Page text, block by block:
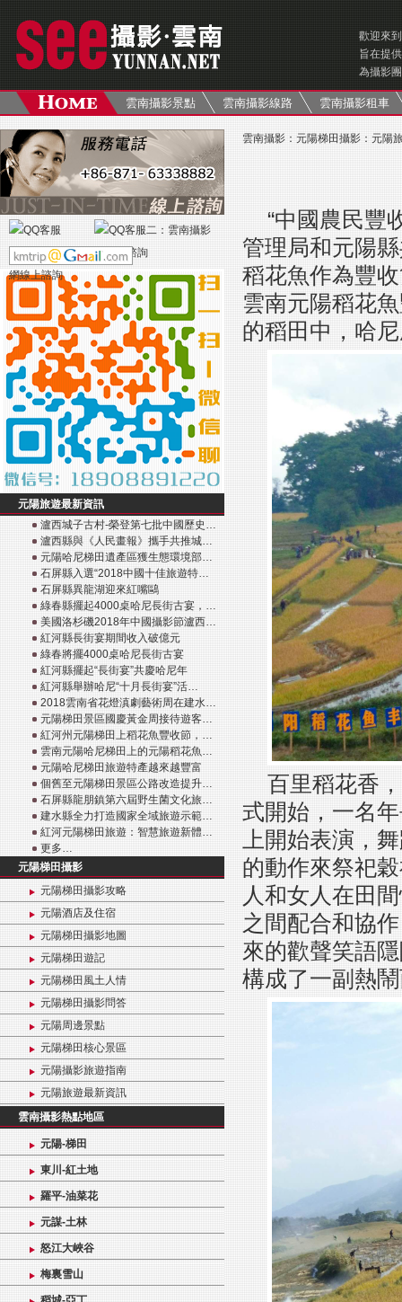
歡迎來
旨在提供
為攝影
雲南攝影景點 雲南攝影線路 雲南攝影租車
元陽旅遊最新資訊
瀘西城子古村-榮登第七批中國歷史…
瀘西縣與《人民畫報》攜手共推城…
元陽哈尼梯田遺產區獲生態環境部…
石屏縣入選“2018中國十佳旅遊特…
石屏縣異龍湖迎來紅嘴鷗
綠春縣擺起4000桌哈尼長街古宴，…
美國洛杉磯2018年中國攝影節瀘西…
紅河縣長街宴期間收入破億元
綠春將擺4000桌哈尼長街古宴
紅河縣擺起“長街宴”共慶哈尼年
紅河縣舉辦哈尼“十月長街宴”活…
2018雲南省花燈滇劇藝術周在建水…
元陽梯田景區國慶黃金周接待遊客…
紅河州元陽梯田上稻花魚豐收節，…
雲南元陽哈尼梯田上的元陽稻花魚…
元陽哈尼梯田旅遊特產越來越豐富
個舊至元陽梯田景區公路改造提升…
石屏縣龍朋鎮第六屆野生菌文化旅…
建水縣全力打造國家全域旅遊示範…
紅河元陽梯田旅遊：智慧旅遊新體…
更多…
元陽梯田攝影
元陽梯田攝影攻略
元陽酒店及住宿
元陽梯田攝影地圖
元陽梯田遊記
元陽梯田風土人情
元陽梯田攝影問答
元陽周邊景點
元陽梯田核心景區
元陽攝影旅遊指南
元陽旅遊最新資訊
雲南攝影熱點地區
元陽-梯田
東川-紅土地
羅平-油菜花
元謀-土林
怒江大峽谷
梅裏雪山
雲南攝影 ： 元陽梯田攝影 ： 元陽
“中國農民豐
管理局和元陽
稻花魚作為豐
雲南元陽稻花
的稻田中，哈
百里稻花香
式開始，一名
上開始表演，
的動作來祭祀
人和女人在田
之間配合和協
來的歡聲笑語
構成了一副熱